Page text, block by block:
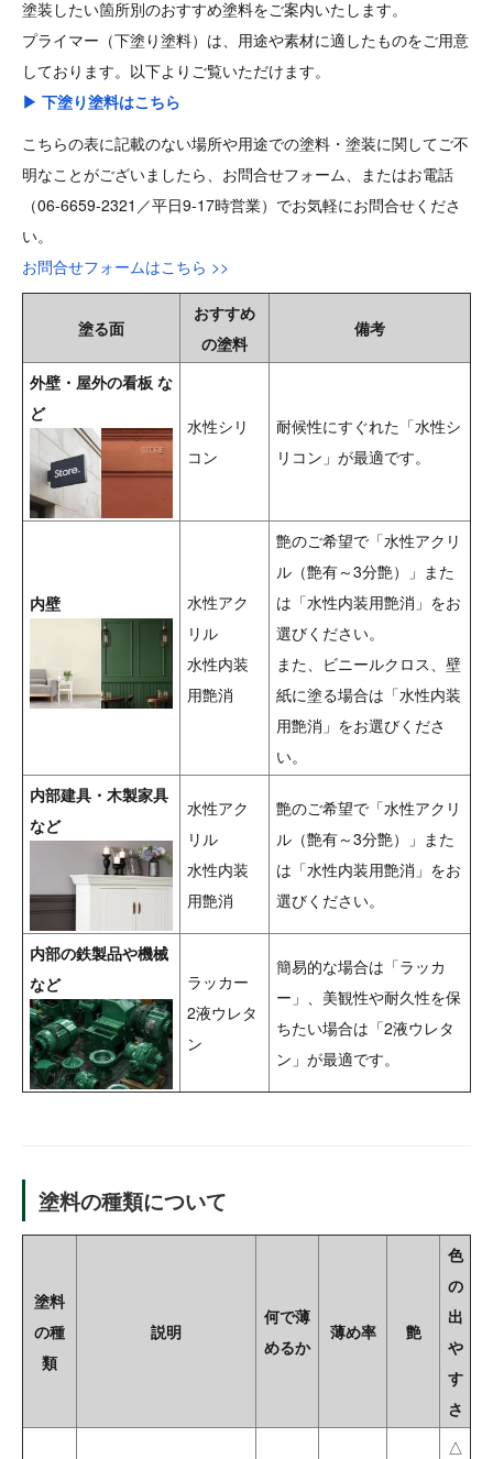
塗装したい箇所別のおすすめ塗料をご案内いたします。
プライマー（下塗り塗料）は、用途や素材に適したものをご用意
しております。以下よりご覧いただけます。
▶ 下塗り塗料はこちら
こちらの表に記載のない場所や用途での塗料・塗装に関してご不
明なことがございましたら、お問合せフォーム、またはお電話
（06-6659-2321／平日9-17時営業）でお気軽にお問合せくださ
い。
お問合せフォームはこちら >>
塗る面
おすすめ
の塗料
備考
外壁・屋外の看板 な
ど
水性シリ
コン
耐候性にすぐれた「水性シ
リコン」が最適です。
内壁
水性アク
リル
水性内装
用艶消
艶のご希望で「水性アクリ
ル（艶有～3分艶）」また
は「水性内装用艶消」をお
選びください。
また、ビニールクロス、壁
紙に塗る場合は「水性内装
用艶消」をお選びくださ
い。
内部建具・木製家具
など
水性アク
リル
水性内装
用艶消
艶のご希望で「水性アクリ
ル（艶有～3分艶）」また
は「水性内装用艶消」をお
選びください。
内部の鉄製品や機械
など
ラッカー
2液ウレタ
ン
簡易的な場合は「ラッカ
ー」、美観性や耐久性を保
ちたい場合は「2液ウレタ
ン」が最適です。
塗料の種類について
塗料
の種
類
説明
何で薄
めるか
薄め率 艶
色
の
出
や
す
さ
△